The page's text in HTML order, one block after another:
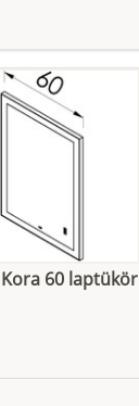
60 laptükör